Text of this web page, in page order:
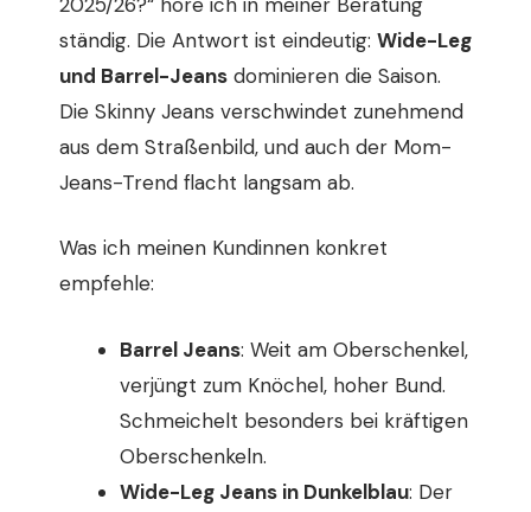
ständig. Die Antwort ist eindeutig: Wide-Leg
und Barrel-Jeans dominieren die Saison.
Die Skinny Jeans verschwindet zunehmend
aus dem Straßenbild, und auch der Mom-
Jeans-Trend flacht langsam ab.
Was ich meinen Kundinnen konkret
empfehle:
Barrel Jeans: Weit am Oberschenkel,
verjüngt zum Knöchel, hoher Bund.
Schmeichelt besonders bei kräftigen
Oberschenkeln.
Wide-Leg Jeans in Dunkelblau: Der